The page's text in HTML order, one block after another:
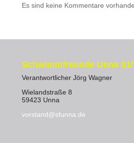
Es sind keine Kommentare
Schwimmfreunde Unna 01/
Verantwortlicher Jörg Wagner
Wielandstraße 8
59423 Unna
vorstand@sfunna.de